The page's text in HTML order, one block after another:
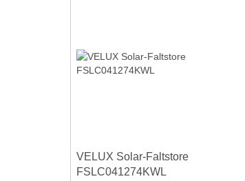
VELUX Solar-Faltstore
FSLC041274KWL